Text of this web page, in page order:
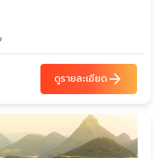
ดูรายละเอียดarrow_forward